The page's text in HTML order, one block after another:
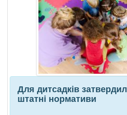
Для дитсадків
штатні нормативи